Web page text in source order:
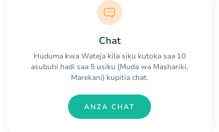
Chat
Huduma kwa Wateja kila siku kutoka saa 10
asubuhi hadi saa 5 usiku (Muda wa Mashariki,
Marekani) kupitia chat.
ANZA CHAT